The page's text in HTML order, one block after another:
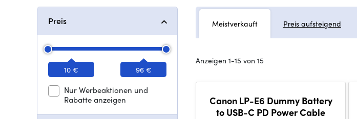
Preis
10 € 96 €
Nur Werbeaktionen und
Rabatte anzeigen
Meistverkauft Preis aufsteigend
Anzeigen 1-15 von 15
Canon LP-E6 Dummy Battery
to USB-C PD Power Cable